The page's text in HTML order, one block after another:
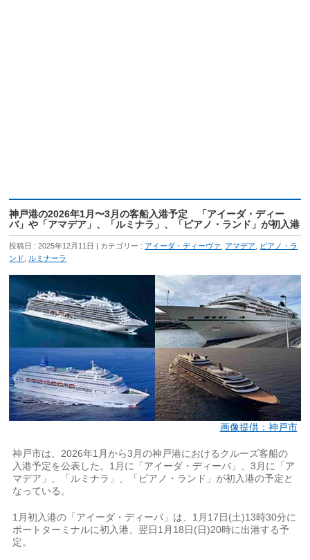
神戸港の2026年1月〜3月の客船入港予定 「アイーダ・ディー
バ」や「アマデア」、「ルミナラ」、「ピアノ・ランド」が初入港
投稿日 : 2025年12月11日 カテゴリー : アイーダ・ディーヴァ アマデア
ピアノ・ラ
ンド
ルミナーラ
画像提供：神戸市
神戸市は、2026年1月から3月の神戸港におけるクルーズ客船の
入港予定を公表した。1月に「アイーダ・ディーバ」、3月に「ア
マデア」、「ルミナラ」、「ピアノ・ランド」が初入港の予定と
なっている。
1月初入港の「アイーダ・ディーバ」は、1月17日(土)13時30分に
ポートターミナルに初入港、翌日1月18日(日)20時に出港する予
定。